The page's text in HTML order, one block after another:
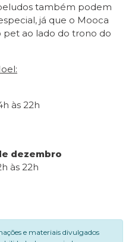
também podem
já que o Mooca
pet ao lado do trono do
às 22h
dezembro
às 22h
e materiais divulgados